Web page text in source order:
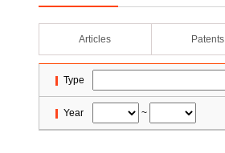
Articles Patents
Type
Year ~